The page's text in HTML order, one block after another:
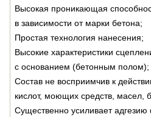
Высокая проникающая
в зависимости от марки бетона;
Простая технология нанесения;
Высокие характеристики
с основанием (бетонным полом);
Состав не восприимчив к
кислот, моющих средств, масел,
Существенно усиливает